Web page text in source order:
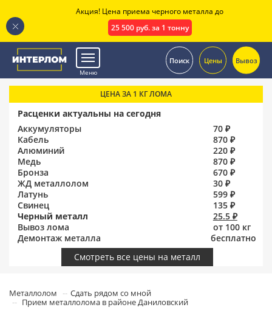
Меню
Поиск Цены Вывоз
ЦЕНА ЗА 1 КГ ЛОМА
Расценки актуальны на сегодня
Аккумуляторы
70 ₽
Кабель
870 ₽
Алюминий
220 ₽
Медь
870 ₽
Бронза
670 ₽
ЖД металлолом
30 ₽
Латунь
599 ₽
Свинец
135 ₽
Черный металл
25.5 ₽
Вывоз лома
от 100 кг
Демонтаж металла
бесплатно
Смотреть все цены на металл
Металлолом
Сдать рядом со мной
Прием металлолома в районе Даниловский
Акция! Цена приема черного металла до
25 500 руб. за 1 тонну
.